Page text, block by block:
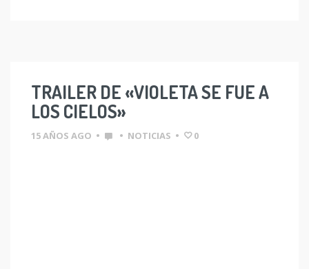
TRAILER DE «VIOLETA SE FUE A
LOS CIELOS»
15 AÑOS AGO • • NOTICIAS • 0